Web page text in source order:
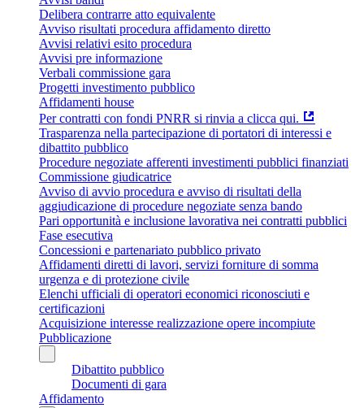
Delibera contrarre atto equivalente
Avviso risultati procedura affidamento diretto
Avvisi relativi esito procedura
Avvisi pre informazione
Verbali commissione gara
Progetti investimento pubblico
Affidamenti house
Per contratti con fondi PNRR si rinvia a clicca qui.
Trasparenza nella partecipazione di portatori di interessi e
dibattito pubblico
Procedure negoziate afferenti investimenti pubblici finanziati
Commissione giudicatrice
Avviso di avvio procedura e avviso di risultati della
aggiudicazione di procedure negoziate senza bando
Pari opportunità e inclusione lavorativa nei contratti pubblici
Fase esecutiva
Concessioni e partenariato pubblico privato
Affidamenti diretti di lavori, servizi forniture di somma
urgenza e di protezione civile
Elenchi ufficiali di operatori economici riconosciuti e
certificazioni
Acquisizione interesse realizzazione opere incompiute
Pubblicazione
Dibattito pubblico
Documenti di gara
Affidamento